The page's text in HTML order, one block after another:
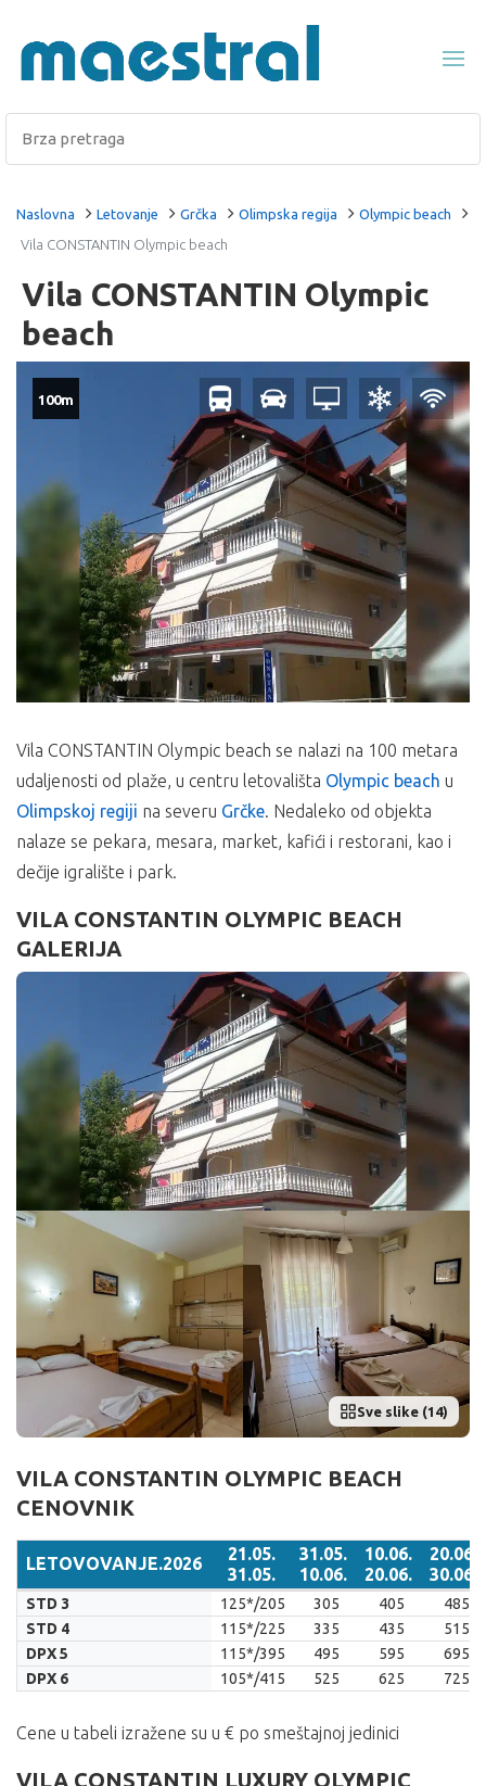
Naslovna Letovanje Grčka Olimpska regija
Olympic beach
Vila CONSTANTIN Olympic beach
Vila CONSTANTIN Olympic
beach
100m
Vila CONSTANTIN Olympic beach se nalazi na 100 metara
udaljenosti od plaže, u centru letovališta Olympic beach u
Olimpskoj regiji na severu Grčke . Nedaleko od objekta
nalaze se pekara, mesara, market, kafići i restorani, kao i
dečije igralište i park.
VILA CONSTANTIN OLYMPIC BEACH
GALERIJA
Sve slike (14)
VILA CONSTANTIN OLYMPIC BEACH
CENOVNIK
LETOVOVANJE.2026
21.05.
31.05.
31.05.
10.06.
10.06.
20.06.
20.06.
30.06.
LETOVOVANJE.2026
21.05.
31.05.
31.05.
10.06.
10.06.
20.06.
20.06.
30.06.
STD 3 125*/205 305 405
485
STD 4
115*/225 335 435
515
DPX 5
115*/395 495 595
695
DPX 6
105*/415 525 625 725
Cene u tabeli izražene su u € po smeštajnoj jedinici
VILA CONSTANTIN LUXURY OLYMPIC